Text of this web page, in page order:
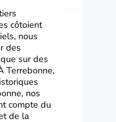
côtoient
nous
des
sur des
Terrebonne,
nos
compte du
de la